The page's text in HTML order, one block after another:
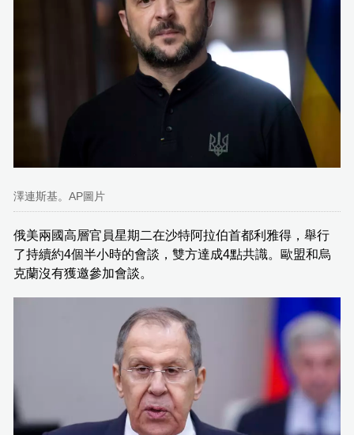
澤連斯基。AP圖片
俄美兩國高層官員星期二在沙特阿拉伯首都利雅得，舉行
了持續約4個半小時的會談，雙方達成4點共識。歐盟和烏
克蘭沒有獲邀參加會談。